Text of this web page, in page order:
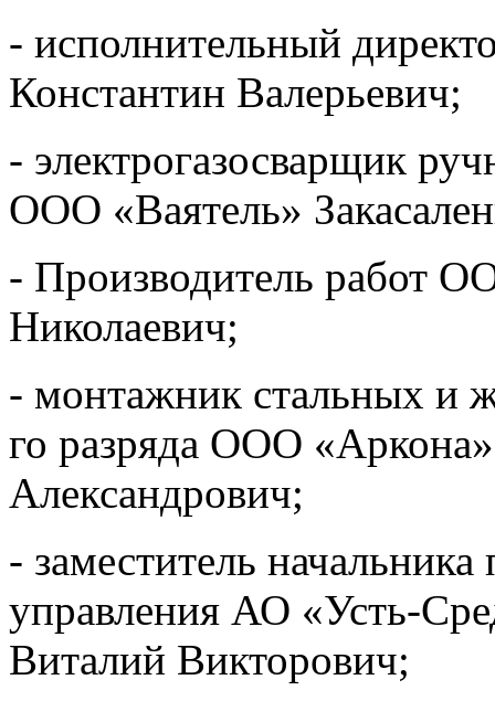
- исполнительный
Константин Валерьевич;
- электрогазосварщик
ООО «Ваятель»
- Производитель работ
Николаевич;
- монтажник стальных и
го разряда ООО
Александрович;
- заместитель
управления АО «Усть-
Виталий Викторович;